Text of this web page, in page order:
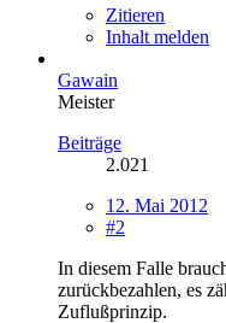
Zitieren
Inhalt melden
Gawain
Meister
Beiträge
2.021
12. Mai 2012
#2
In diesem Falle
zurückbezahlen, es
Zuflußprinzip.